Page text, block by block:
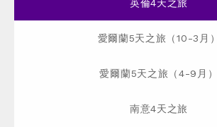
英倫4天之旅
愛爾蘭5天之旅（10-3月）
愛爾蘭5天之旅（4-9月）
南意4天之旅